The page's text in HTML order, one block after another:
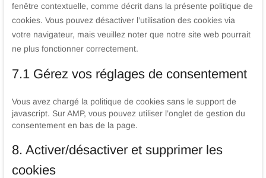
fenêtre contextuelle, comme décrit dans la présente politique de
cookies. Vous pouvez désactiver l’utilisation des cookies via
votre navigateur, mais veuillez noter que notre site web pourrait
ne plus fonctionner correctement.
7.1 Gérez vos réglages de consentement
Vous avez chargé la politique de cookies sans le support de
javascript. Sur AMP, vous pouvez utiliser l’onglet de gestion du
consentement en bas de la page.
8. Activer/désactiver et supprimer les
cookies